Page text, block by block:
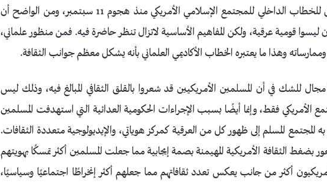
بدأت هذه الديناميكيات بوصف دقيق للخطاب الداخلي للمجتمع الإسلامي الأمريكي منذ هجوم 11 سبتمبر، ومن الواضح أن
ليسوا قومية عرقية، ولكن المفاهيم الأساسية لاتزال تنظر حاضرة فيه. فمن منظور علماني،
وهذا ما يعتبره الخطاب الأكاديمي العلماني بأنه يشكل معظم جوانب الثقافة.
للشك في أن المسلمين الأمريكيين قد شعروا بالقلق الثقافي المبالغ فيه، وذلك ليس
الأمريكي فقط، وإنما أيضًا بسبب الإجراءات الحكومية العدائية التي استهدفت المسلمين
المسلم إلى ظهور كل من العرقية كمركز هوياتي، والإيديولوجية متعددة الثقافات.
الثقافة الأمريكية المهيمنة بصمة إيجابية مما جعلت المسلمين أكثر تمسكًا بهويتهم
أكثر من جانب يعكس تعدد ثقافاتهم مما جعلهم أكثر إنخراطًا اجتماعيًا وسياسيًا،